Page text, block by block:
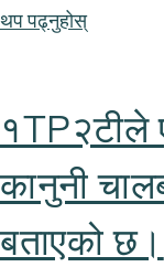
थप पढ्नुहोस्
१TP२टीले
कानुनी
बताएको छ।